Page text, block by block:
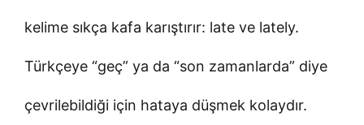
kelime sıkça kafa karıştırır: late ve lately.
Türkçeye “geç” ya da “son zamanlarda” diye
çevrilebildiği için hataya düşmek kolaydır.